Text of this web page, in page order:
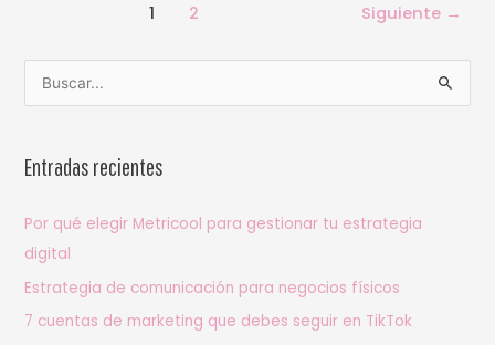
1 2 Siguiente →
c
r
p
o
r
Entradas recientes
Por qué elegir Metricool para gestionar tu estrategia
digital
Estrategia de comunicación para negocios físicos
7 cuentas de marketing que debes seguir en TikTok